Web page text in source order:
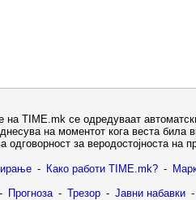
на TIME.mk се одредуваат
на моментот кога веста била
одговорност за веродостојноста на
- Како работи TIME.mk? -
- Прогноза - Трезор - Јавни набавки -